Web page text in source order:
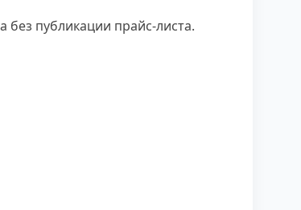
публикации прайс-листа.